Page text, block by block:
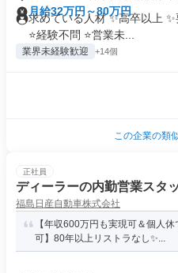
月給32万円～80万円
求めている人材 ✨高卒以上
⭐経験不問 ⭐営業未...
業界未経験歓迎 +14個
この企業の類
正社員
ディーラーの内勤営業スタ
福島日産自動車株式会社
【年収600万円も実現可＆個人
可】80年以上リストラなし✨...